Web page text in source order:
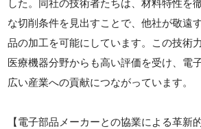
した。同社の技術者たちは、材料特性を
な切削条件を見出すことで、他社が敬遠
品の加工を可能にしています。この技術
医療機器分野からも高い評価を受け、電
広い産業への貢献につながっています。
【電子部品メーカーとの協業による革新